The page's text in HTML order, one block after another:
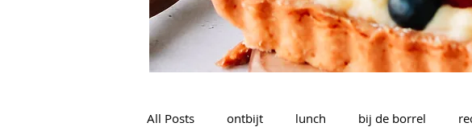
All Posts ontbijt lunch bij de borrel